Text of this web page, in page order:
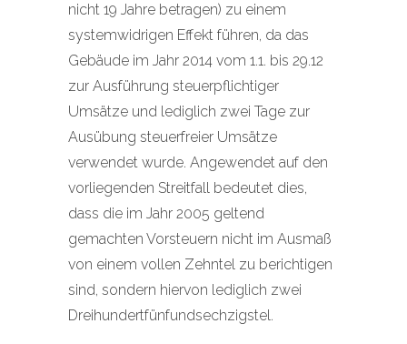
nicht 19 Jahre betragen) zu einem
systemwidrigen Effekt führen, da das
Gebäude im Jahr 2014 vom 1.1. bis 29.12
zur Ausführung steuerpflichtiger
Umsätze und lediglich zwei Tage zur
Ausübung steuerfreier Umsätze
verwendet wurde. Angewendet auf den
vorliegenden Streitfall bedeutet dies,
dass die im Jahr 2005 geltend
gemachten Vorsteuern nicht im Ausmaß
von einem vollen Zehntel zu berichtigen
sind, sondern hiervon lediglich zwei
Dreihundertfünfundsechzigstel.